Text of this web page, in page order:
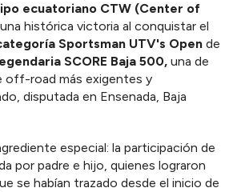
ecuatoriano CTW (Center of
histórica victoria al conquistar el
Sportsman UTV's Open de
SCORE Baja 500, una de
off-road más exigentes y
disputada en Ensenada, Baja
especial: la participación de
por padre e hijo, quienes lograron
se habían trazado desde el inicio de